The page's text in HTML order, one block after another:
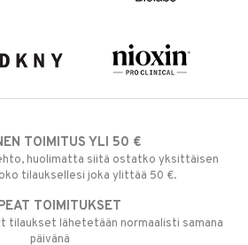
TOIMITUS YLI 50 €
huolimatta siitä ostatko yksittäisen
tilauksellesi joka ylittää 50 €.
TOIMITUKSET
tilaukset lähetetään normaalisti samana
päivänä